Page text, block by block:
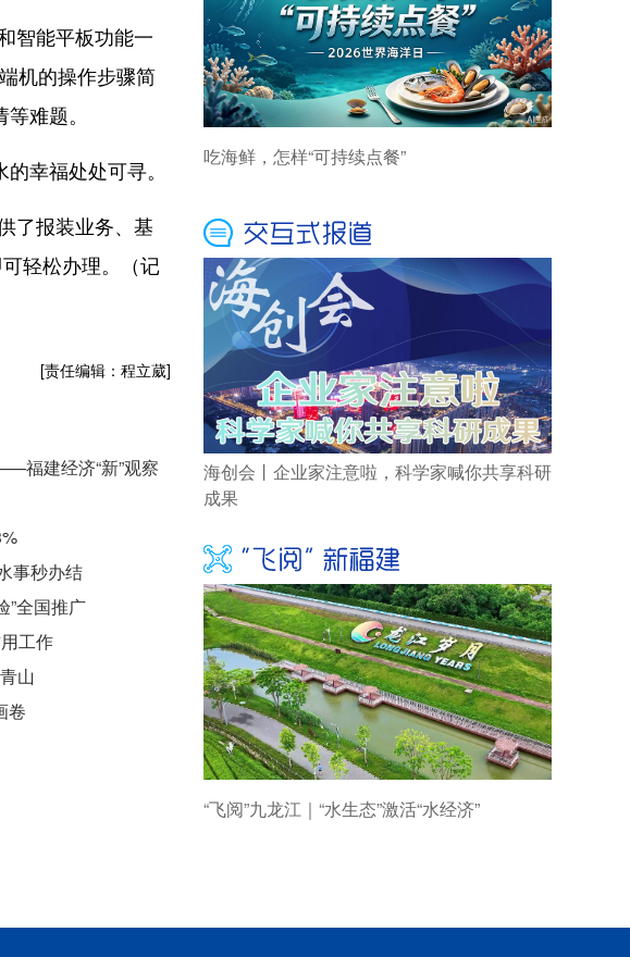
智能平板功能一
机的操作步骤简
难题。
幸福处处可寻。
了报装业务、基
轻松办理。（记
[责任编辑：程立葳]
福建经济“新”观察
事秒办结
”全国推广
工作
山
卷